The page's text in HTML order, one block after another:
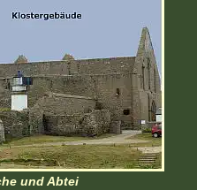
und Abtei